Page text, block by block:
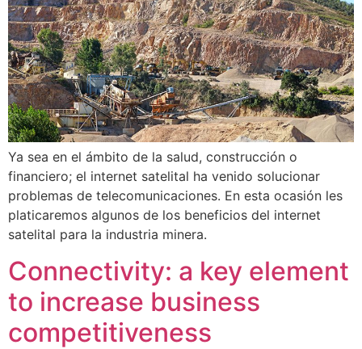
Ya sea en el ámbito de la salud, construcción o
financiero; el internet satelital ha venido solucionar
problemas de telecomunicaciones. En esta ocasión les
platicaremos algunos de los beneficios del internet
satelital para la industria minera.
Connectivity: a key element
to increase business
competitiveness